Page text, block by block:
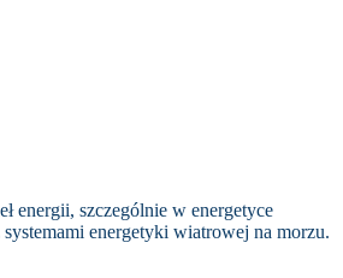
energii, szczególnie w energetyce
energetyki wiatrowej na morzu.